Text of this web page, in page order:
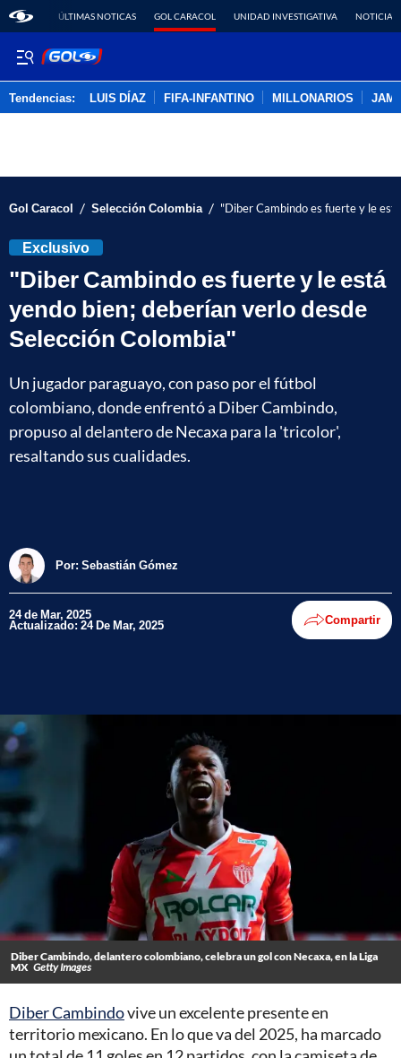
ÚLTIMAS NOTICAS GOL CARACOL UNIDAD INVESTIGATIVA NOTICIAS
Tendencias: LUIS DÍAZ FIFA-INFANTINO MILLONARIOS
Gol Caracol / Selección Colombia / "Diber Cambindo es fuerte y le
Exclusivo
"Diber Cambindo es fuerte y le está
yendo bien; deberían verlo desde
Selección Colombia"
Un jugador paraguayo, con paso por el fútbol
colombiano, donde enfrentó a Diber Cambindo,
propuso al delantero de Necaxa para la 'tricolor',
resaltando sus cualidades.
Por: Sebastián Gómez
24 de Mar, 2025
Actualizado: 24 De Mar, 2025 Compartir
Diber Cambindo, delantero colombiano, celebra un gol con Necaxa, en la Liga
MX Getty Images
Diber Cambindovive un excelente presente en
territorio mexicano. En lo que va del 2025, ha marcado